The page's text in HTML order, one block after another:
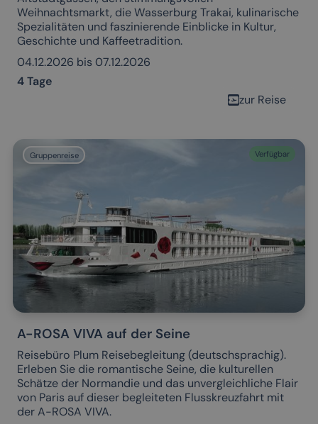
Weihnachtsmarkt, die Wasserburg Trakai, kulinarische
Spezialitäten und faszinierende Einblicke in Kultur,
Geschichte und Kaffeetradition.
04.12.2026 bis 07.12.2026
4 Tage
zur Reise
Gruppenreise Verfügbar
A-ROSA VIVA auf der Seine
Reisebüro Plum Reisebegleitung (deutschsprachig).
Erleben Sie die romantische Seine, die kulturellen
Schätze der Normandie und das unvergleichliche Flair
von Paris auf dieser begleiteten Flusskreuzfahrt mit
der A-ROSA VIVA.